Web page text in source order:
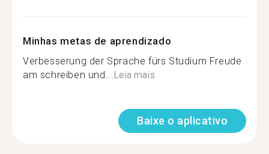
Minhas metas de aprendizado
Verbesserung der Sprache fürs Studium Freude
am schreiben und...Leia mais
Baixe o aplicativo